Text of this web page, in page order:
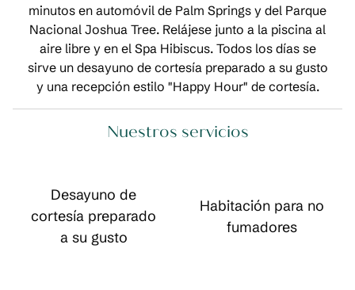
minutos en automóvil de Palm Springs y del Parque
Nacional Joshua Tree. Relájese junto a la piscina al
aire libre y en el Spa Hibiscus. Todos los días se
sirve un desayuno de cortesía preparado a su gusto
y una recepción estilo "Happy Hour" de cortesía.
Nuestros servicios
Desayuno de
cortesía preparado
a su gusto
Habitación para no
fumadores